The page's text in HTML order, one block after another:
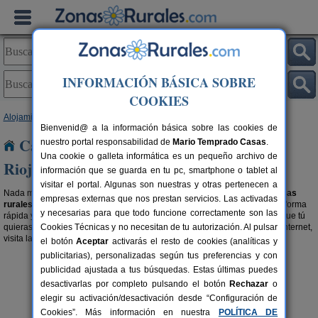
Alojamientos
Casas Rurales con disponibilidad en La
Rioja
Nada mejor que para planear tu escapada rural es ir directo a buscar
casas
rurales con fechas libres en La Rioja , permitiendo organizar tu viaje de forma
rápida y sencilla, alquilando un alojamiento rural disponible en la fecha que tú
quieras. Si además, quieres dejar la reserva hecha ya directamente por internet,
visita la sección dealojamientos con reserva online en La Rioja.
INFORMACIÓN BÁSICA SOBRE
COOKIES
Bienvenid@ a la información básica sobre las cookies de
nuestro portal responsabilidad de Mario Temprado Casas.
Una cookie o galleta informática es un pequeño archivo de
información que se guarda en tu pc, smartphone o tablet al
visitar el portal. Algunas son nuestras y otras pertenecen a
empresas externas que nos prestan servicios. Las activadas
y necesarias para que todo funcione correctamente son las
Cookies Técnicas y no necesitan de tu autorización. Al pulsar
el botónAceptar activarás el resto de cookies (analíticas y
publicitarias), personalizadas según tus preferencias y con
publicidad ajustada a tus búsquedas. Estas últimas puedes
desactivarlas por completo pulsando el botón Rechazar o
elegir su activación/desactivación desde “Configuración de
Cookies”. Más información en nuestra
POLÍTICA DE